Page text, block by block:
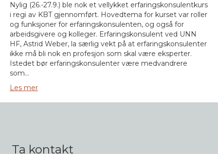
Nylig (26.-27.9.) ble nok et vellykket erfaringskonsulentkurs
i regi av KBT gjennomført. Hovedtema for kurset var roller
og funksjoner for erfaringskonsulenten, og også for
arbeidsgivere og kolleger. Erfaringskonsulent ved UNN
HF, Astrid Weber, la særlig vekt på at erfaringskonsulenter
ikke må bli nok en profesjon som skal være eksperter.
Istedet bør erfaringskonsulenter være medvandrere
som…
Les mer
Ta kontakt